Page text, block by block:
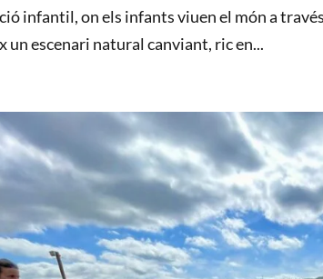
infantil, on els infants viuen el món a
un escenari natural canviant, ric en...